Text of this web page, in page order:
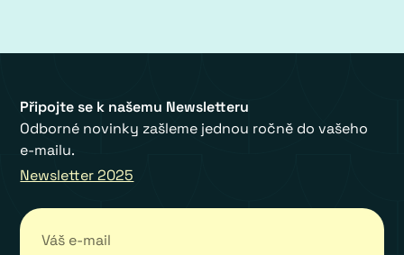
Připojte se k našemu Newsletteru
Odborné novinky zašleme jednou ročně do vašeho
e-mailu.
Newsletter 2025